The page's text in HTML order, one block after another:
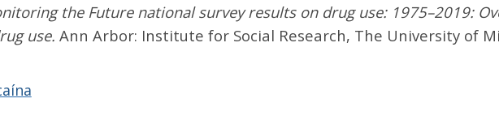
the Future national survey results on drug use: 1975–2019:
use. Ann Arbor: Institute for Social Research, The University of